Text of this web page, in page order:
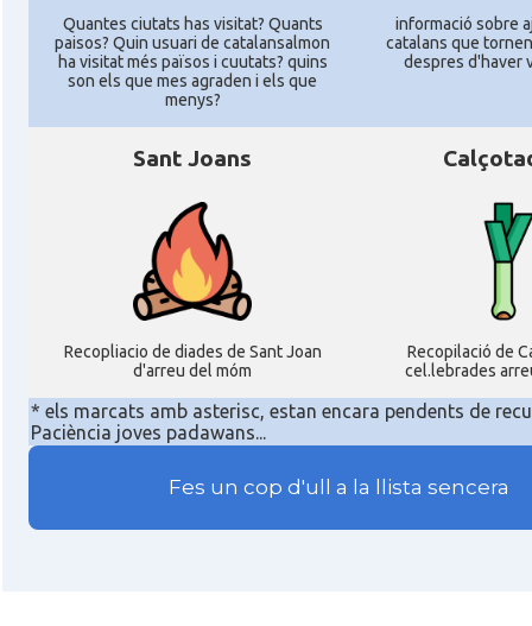
Quantes ciutats has visitat? Quants
paisos? Quin usuari de catalansalmon
ha visitat més països i cuutats? quins
son els que mes agraden i els que
menys?
informació sobre
catalans que
despres d'haver
Sant Joans
Recopliacio de diades de Sant Joan
d'arreu del móm
Recopilació de
cel.lebrades
* els marcats amb asterisc, estan encara pendents de
Paciència joves padawans...
Fes un cop d'ull a la llista sencera